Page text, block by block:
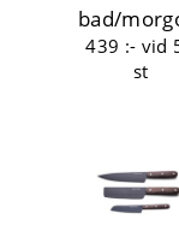
bad/
439 :- vid
st